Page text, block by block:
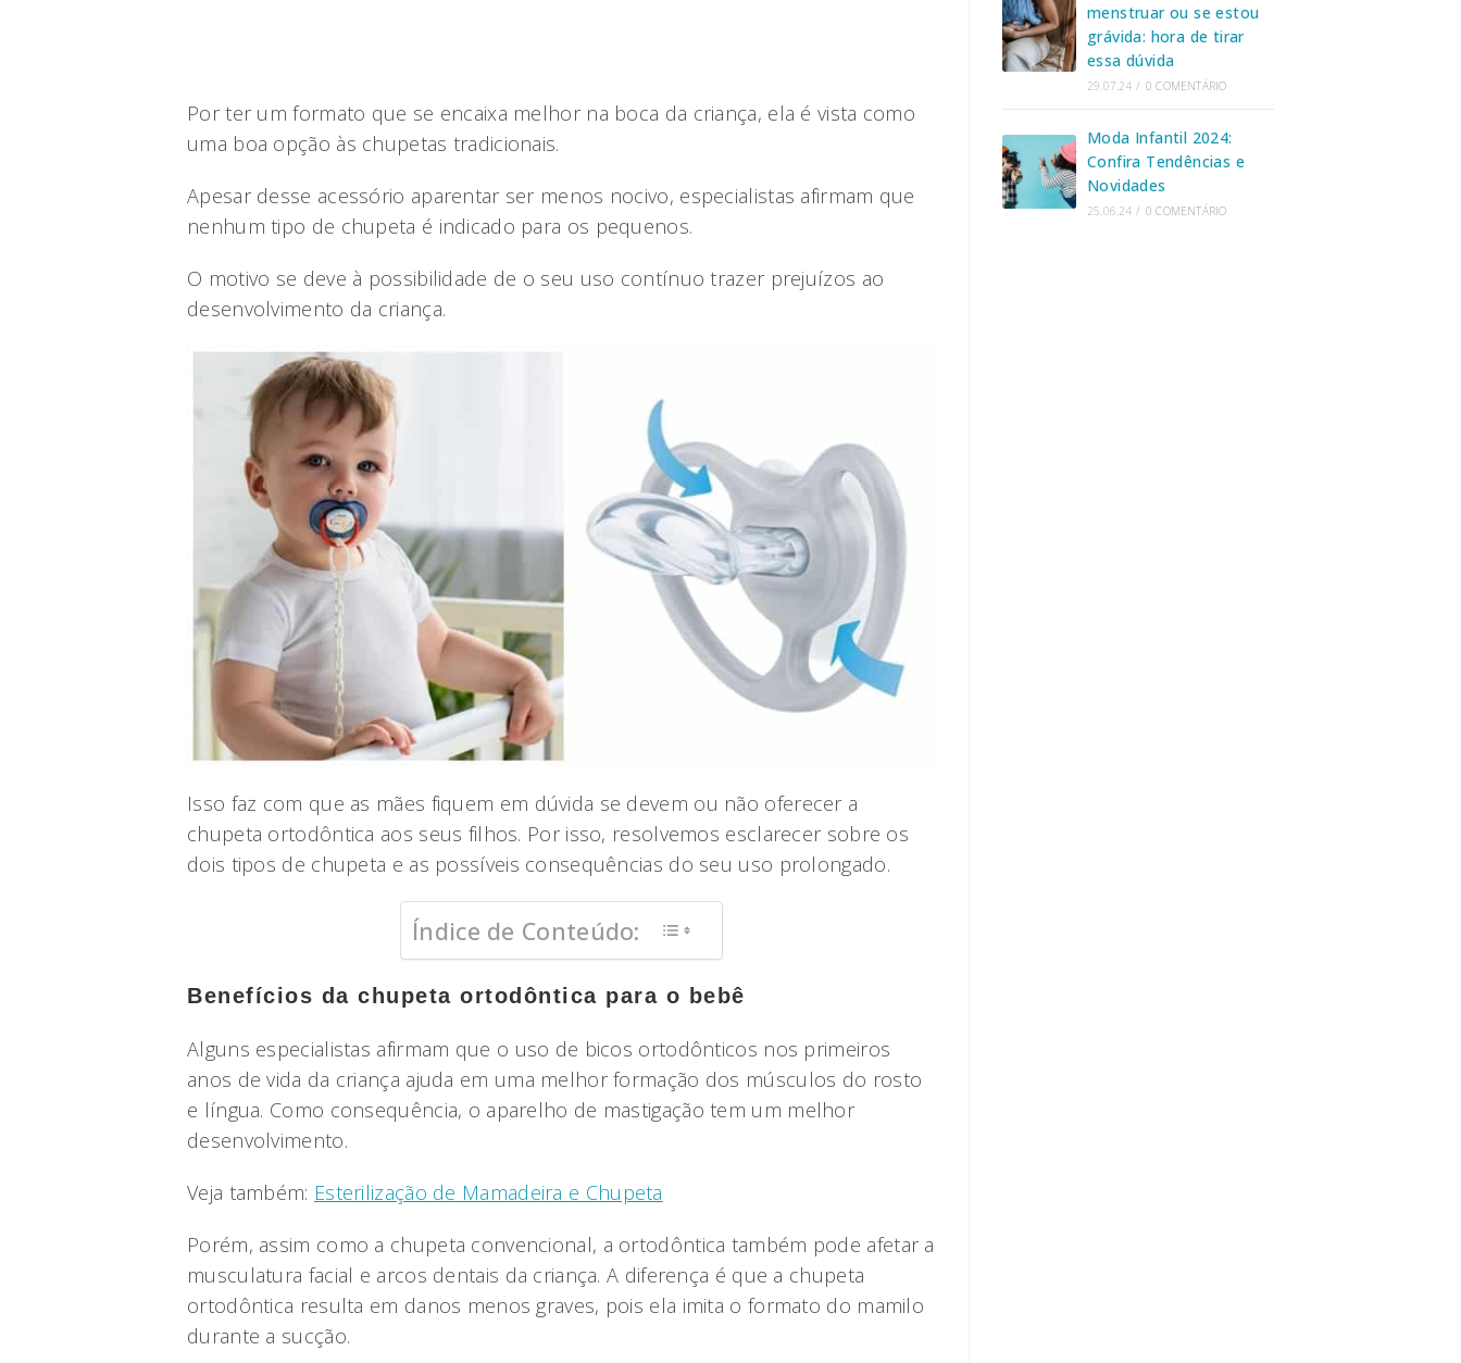
Por ter um formato que se encaixa melhor na boca da criança, ela é vista como
uma boa opção às chupetas tradicionais.
Apesar desse acessório aparentar ser menos nocivo, especialistas afirmam que
nenhum tipo de chupeta é indicado para os pequenos.
O motivo se deve à possibilidade de o seu uso contínuo trazer prejuízos ao
desenvolvimento da criança.
Isso faz com que as mães fiquem em dúvida se devem ou não oferecer a
chupeta ortodôntica aos seus filhos. Por isso, resolvemos esclarecer sobre os
dois tipos de chupeta e as possíveis consequências do seu uso prolongado.
Índice de Conteúdo:
Benefícios da chupeta ortodôntica para o bebê
Alguns especialistas afirmam que o uso de bicos ortodônticos nos primeiros
anos de vida da criança ajuda em uma melhor formação dos músculos do rosto
e língua. Como consequência, o aparelho de mastigação tem um melhor
desenvolvimento.
Veja também: Esterilização de Mamadeira e Chupeta
Porém, assim como a chupeta convencional, a ortodôntica também pode afetar a
musculatura facial e arcos dentais da criança. A diferença é que a chupeta
ortodôntica resulta em danos menos graves, pois ela imita o formato do mamilo
durante a sucção.
menstruar ou se estou
grávida: hora de tirar
essa dúvida
29.07.24 / 0 COMENTÁRIO
Moda Infantil 2024:
Confira Tendências e
Novidades
25.06.24 / 0 COMENTÁRIO